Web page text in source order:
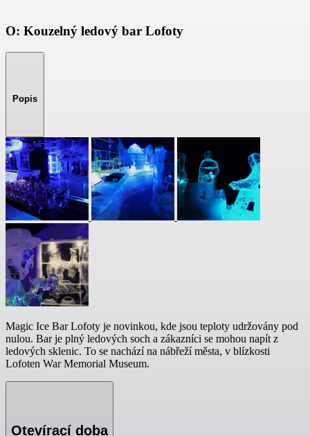
O: Kouzelný ledový bar Lofoty
Popis
Magic Ice Bar Lofoty je novinkou, kde jsou teploty udržovány pod
nulou. Bar je plný ledových soch a zákazníci se mohou napít z
ledových sklenic. To se nachází na nábřeží města, v blízkosti
Lofoten War Memorial Museum.
Otevírací doba